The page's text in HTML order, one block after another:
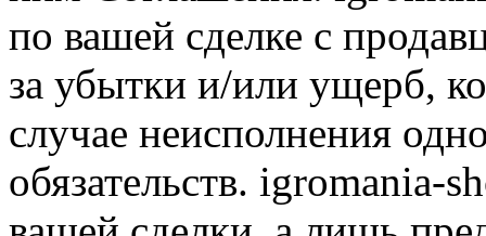
по вашей сделке с
за убытки и/или ущерб,
случае неисполнения
обязательств. igromania-